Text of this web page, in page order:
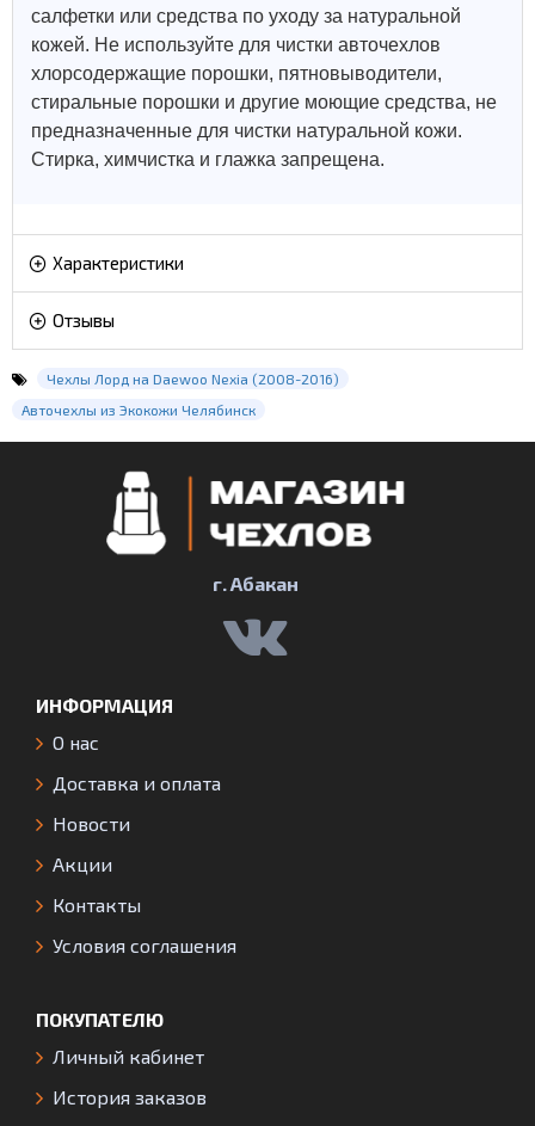
салфетки или средства по уходу за натуральной
кожей. Не используйте для чистки авточехлов
хлорсодержащие порошки, пятновыводители,
стиральные порошки и другие моющие средства, не
предназначенные для чистки натуральной кожи.
Стирка, химчистка и глажка запрещена.
Характеристики
Отзывы
Чехлы Лорд на Daewoo Nexia (2008-2016)
Авточехлы из Экокожи Челябинск
г. Абакан
ИНФОРМАЦИЯ
О нас
Доставка и оплата
Новости
Акции
Контакты
Условия соглашения
ПОКУПАТЕЛЮ
Личный кабинет
История заказов